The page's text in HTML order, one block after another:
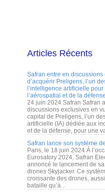
Articles Récents
Safran entre en discussions
d’acquérir Preligens, l’un
l’intelligence artificielle
l’aérospatial et de la défense
24 juin 2024 Safran Safran
discussions exclusives en
capital de Preligens, l’un
artificielle (IA) dédiée aux
et de la défense, pour une
Safran lance son système
Paris, le 18 juin 2024 À
Eurosatory 2024, Safran
annoncé le lancement de
drones Skyjacker. Ce
croissante des drones,
bataille qu’à...